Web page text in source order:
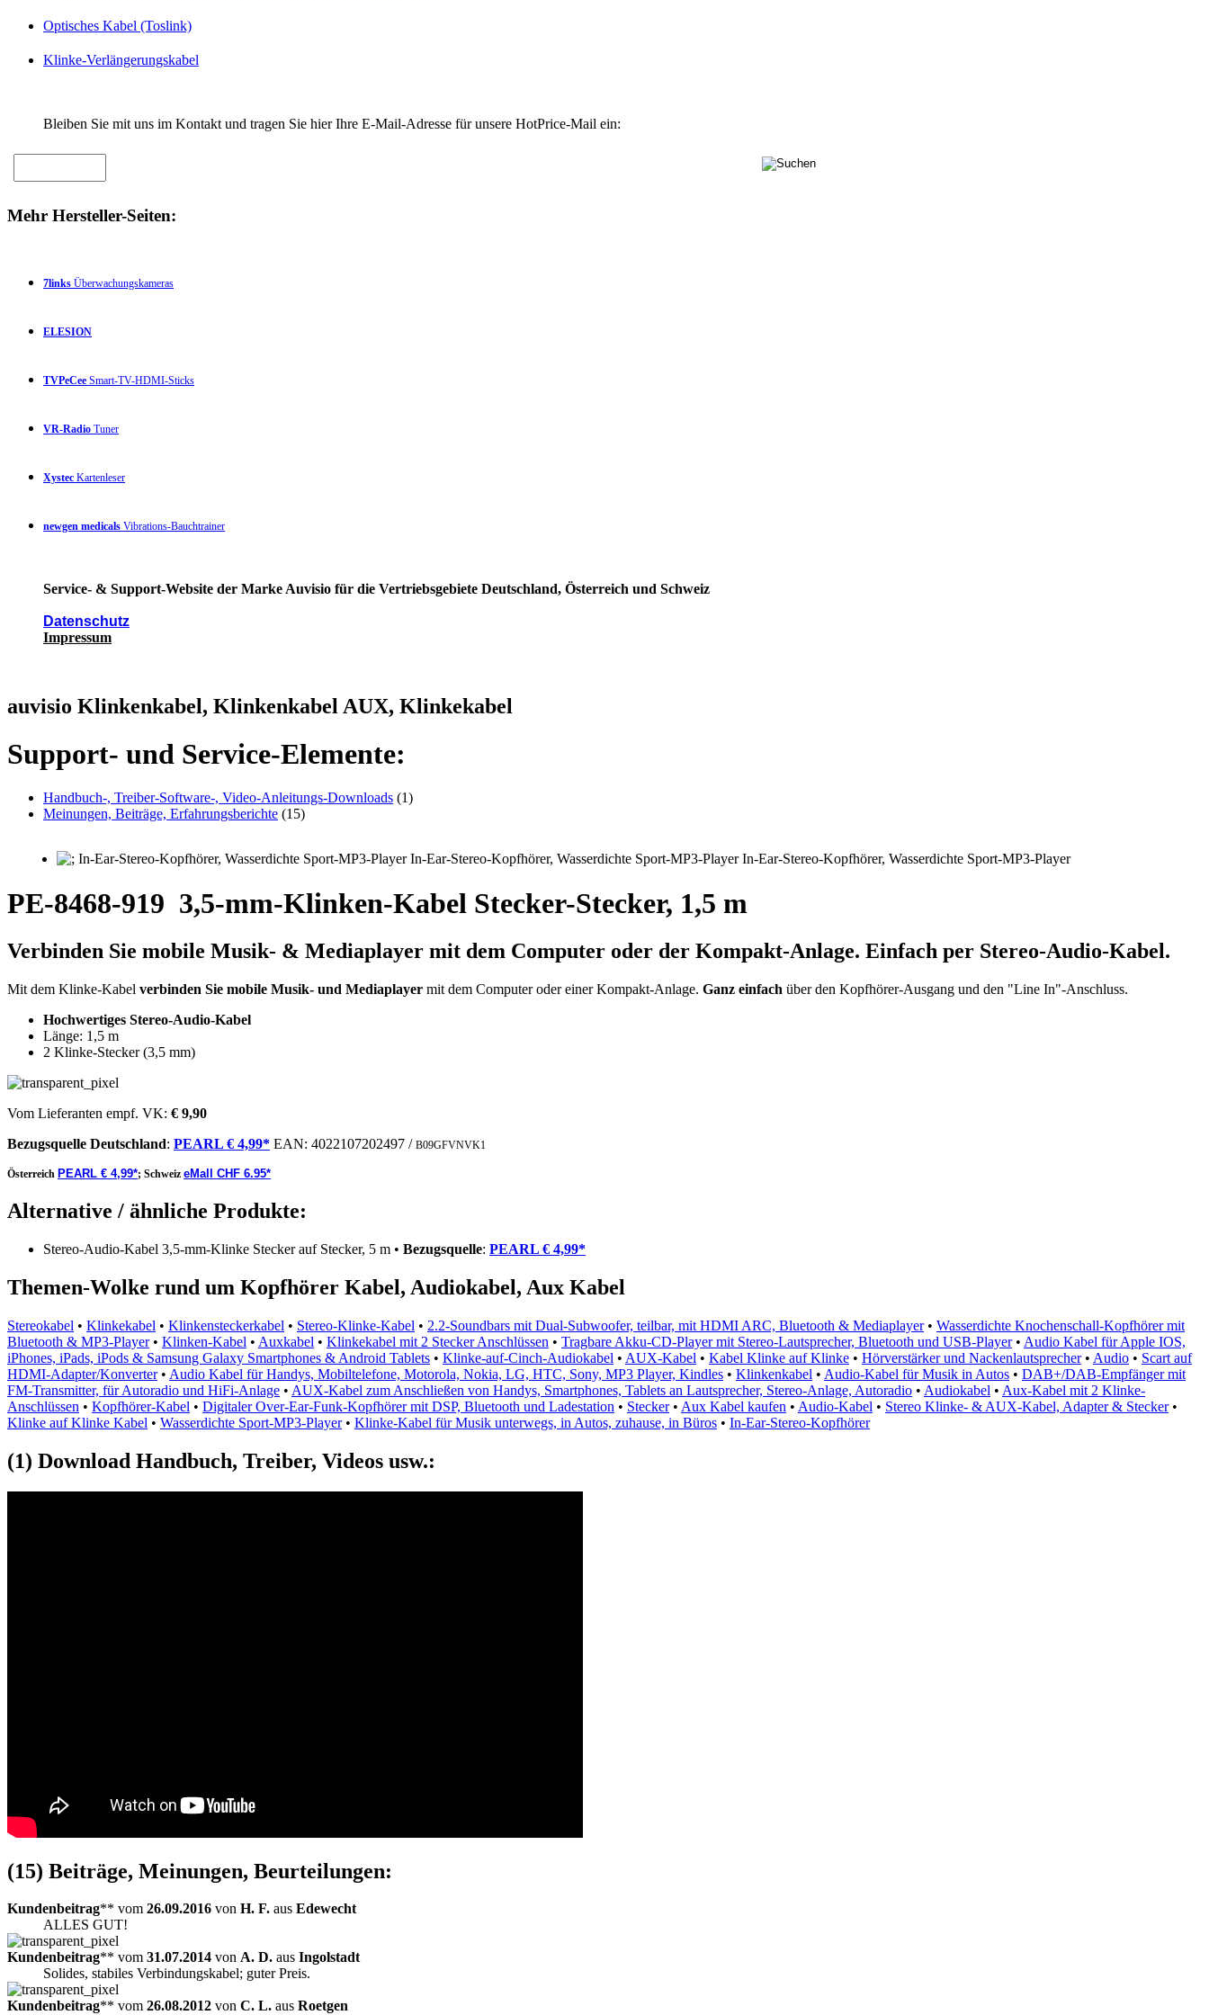
Optisches Kabel (Toslink)
Klinke-Verlängerungskabel
Bleiben Sie mit uns im Kontakt und tragen Sie hier Ihre E-Mail-Adresse für unsere HotPrice-Mail ein:
Mehr Hersteller-Seiten:
7links Überwachungskameras
ELESION
TVPeCee Smart-TV-HDMI-Sticks
VR-Radio Tuner
Xystec Kartenleser
newgen medicals Vibrations-Bauchtrainer
Service- & Support-Website der Marke Auvisio für die Vertriebsgebiete Deutschland, Österreich und Schweiz
Datenschutz
Impressum
auvisio Klinkenkabel, Klinkenkabel AUX, Klinkekabel
Support- und Service-Elemente:
Handbuch-, Treiber-Software-, Video-Anleitungs-Downloads (1)
Meinungen, Beiträge, Erfahrungsberichte (15)
PE-8468-919 3,5-mm-Klinken-Kabel Stecker-Stecker, 1,5 m
Verbinden Sie mobile Musik- & Mediaplayer mit dem Computer oder der Kompakt-Anlage. Einfach per Stereo-Audio-Kabel.
Mit dem Klinke-Kabel verbinden Sie mobile Musik- und Mediaplayer mit dem Computer oder einer Kompakt-Anlage. Ganz einfach über den Kopfhörer-Ausgang und den "Line In"-Anschluss.
Hochwertiges Stereo-Audio-Kabel
Länge: 1,5 m
2 Klinke-Stecker (3,5 mm)
Vom Lieferanten empf. VK: € 9,90
Bezugsquelle Deutschland: PEARL € 4,99* EAN: 4022107202497 / B09GFVNVK1
Österreich PEARL € 4,99*; Schweiz eMall CHF 6.95*
Alternative / ähnliche Produkte:
Stereo-Audio-Kabel 3,5-mm-Klinke Stecker auf Stecker, 5 m • Bezugsquelle: PEARL € 4,99*
Themen-Wolke rund um Kopfhörer Kabel, Audiokabel, Aux Kabel
Stereokabel • Klinkekabel • Klinkensteckerkabel • Stereo-Klinke-Kabel • 2.2-Soundbars mit Dual-Subwoofer, teilbar, mit HDMI ARC, Bluetooth & Mediaplayer• Wasserdichte Knochenschall-Kopfhörer mit
Bluetooth & MP3-Player• Klinken-Kabel • Auxkabel • Klinkekabel mit 2 Stecker Anschlüssen • Tragbare Akku-CD-Player mit Stereo-Lautsprecher, Bluetooth und USB-Player• Audio Kabel für Apple IOS,
iPhones, iPads, iPods & Samsung Galaxy Smartphones & Android Tablets • Klinke-auf-Cinch-Audiokabel • AUX-Kabel • Kabel Klinke auf Klinke • Hörverstärker und Nackenlautsprecher• Audio • Scart auf
HDMI-Adapter/Konverter• Audio Kabel für Handys, Mobiltelefone, Motorola, Nokia, LG, HTC, Sony, MP3 Player, Kindles • Klinkenkabel • Audio-Kabel für Musik in Autos • DAB+/DAB-Empfänger mit
FM-Transmitter, für Autoradio und HiFi-Anlage • AUX-Kabel zum Anschließen von Handys, Smartphones, Tablets an Lautsprecher, Stereo-Anlage, Autoradio • Audiokabel • Aux-Kabel mit 2 Klinke-
Anschlüssen • Kopfhörer-Kabel • Digitaler Over-Ear-Funk-Kopfhörer mit DSP, Bluetooth und Ladestation • Stecker• Aux Kabel kaufen • Audio-Kabel • Stereo Klinke- & AUX-Kabel, Adapter & Stecker•
Klinke auf Klinke Kabel • Wasserdichte Sport-MP3-Player• Klinke-Kabel für Musik unterwegs, in Autos, zuhause, in Büros • In-Ear-Stereo-Kopfhörer
(1) Download Handbuch, Treiber, Videos usw.:
(15) Beiträge, Meinungen, Beurteilungen:
Kundenbeitrag** vom 26.09.2016 von H. F. aus Edewecht
ALLES GUT!
Kundenbeitrag** vom 31.07.2014 von A. D. aus Ingolstadt
Solides, stabiles Verbindungskabel; guter Preis.
Kundenbeitrag** vom 26.08.2012 von C. L. aus Roetgen